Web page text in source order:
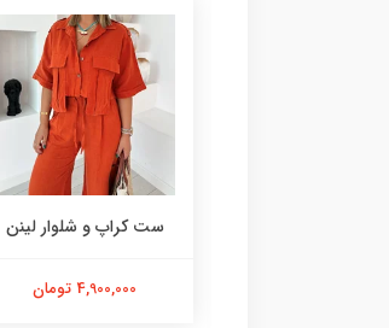
ست کراپ و شلوار لینن
4,900,000 تومان